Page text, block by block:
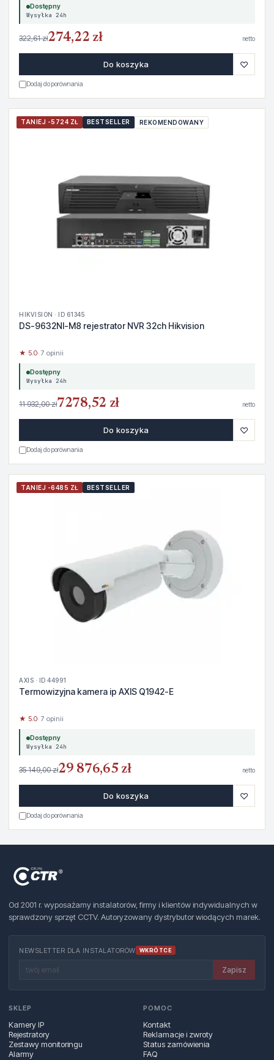
Dostępny
Wysyłka 24h
322,61 zł274,22 zł netto
Do koszyka ♡
Dodaj do porównania
TANIEJ -5724 ZŁ BESTSELLER REKOMENDOWANY
HIKVISION · ID 61345
DS-9632NI-M8 rejestrator NVR 32ch Hikvision
★ 5.0· 7 opinii
Dostępny
Wysyłka 24h
11 932,00 zł7278,52 zł netto
Do koszyka ♡
Dodaj do porównania
TANIEJ -6485 ZŁ BESTSELLER
AXIS · ID 44991
Termowizyjna kamera ip AXIS Q1942-E
★ 5.0· 7 opinii
Dostępny
Wysyłka 24h
35 149,00 zł29 876,65 zł netto
Do koszyka ♡
Dodaj do porównania
Od 2001 r. wyposażamy instalatorów, firmy i klientów indywidualnych w
sprawdzony sprzęt CCTV. Autoryzowany dystrybutor wiodących marek.
NEWSLETTER DLA INSTALATORÓW WKRÓTCE
Zapisz
SKLEP
Kamery IP
Rejestratory
Zestawy monitoringu
Alarmy
POMOC
Kontakt
Reklamacje i zwroty
Status zamówienia
FAQ